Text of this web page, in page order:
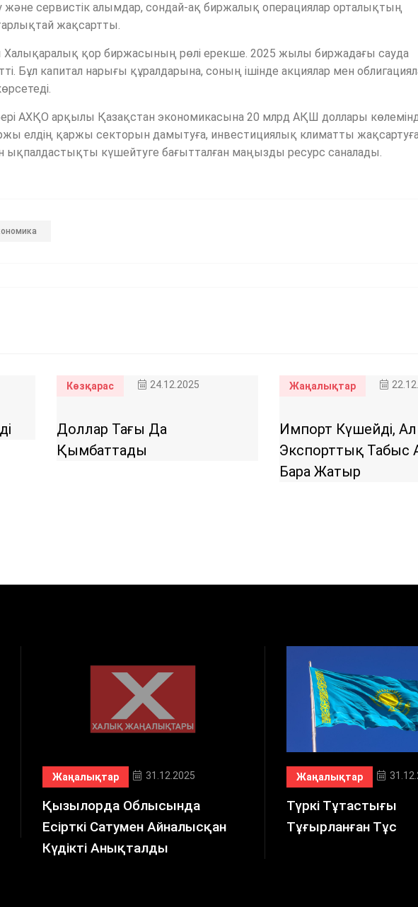
және сервистік алымдар, сондай-ақ биржалық операциялар орталықтың
жақсартты.
Халықаралық қор биржасының рөлі ерекше. 2025 жылы биржадағы сауда
Бұл капитал нарығы құралдарына, соның ішінде акциялар мен
АХҚО арқылы Қазақстан экономикасына 20 млрд АҚШ доллары
елдің қаржы секторын дамытуға, инвестициялық климатты
ықпалдастықты күшейтуге бағытталған маңызды ресурс саналады.
Көзқарас 24.12.2025
Доллар Тағы Да
Қымбаттады
Жаңалықтар
Импорт Күшейді, Ал
Экспорттық Табыс
Бара Жатыр
Жаңалықтар 31.12.2025
Қызылорда Облысында
Есірткі Сатумен Айналысқан
Күдікті Анықталды
Жаңалықтар
Түркі Тұтастығы
Тұғырланған Тұс